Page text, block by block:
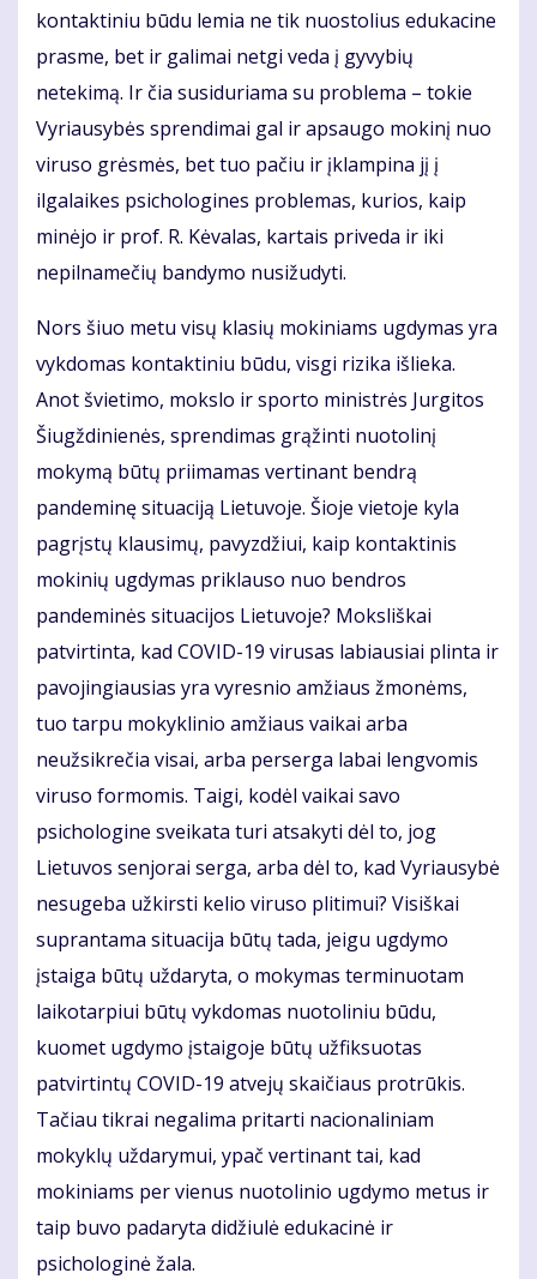
kontaktiniu būdu lemia ne tik nuostolius edukacine
prasme, bet ir galimai netgi veda į gyvybių
netekimą. Ir čia susiduriama su problema – tokie
Vyriausybės sprendimai gal ir apsaugo mokinį nuo
viruso grėsmės, bet tuo pačiu ir įklampina jį į
ilgalaikes psichologines problemas, kurios, kaip
minėjo ir prof. R. Kėvalas, kartais priveda ir iki
nepilnamečių bandymo nusižudyti.
Nors šiuo metu visų klasių mokiniams ugdymas yra
vykdomas kontaktiniu būdu, visgi rizika išlieka.
Anot švietimo, mokslo ir sporto ministrės Jurgitos
Šiugždinienės, sprendimas grąžinti nuotolinį
mokymą būtų priimamas vertinant bendrą
pandeminę situaciją Lietuvoje. Šioje vietoje kyla
pagrįstų klausimų, pavyzdžiui, kaip kontaktinis
mokinių ugdymas priklauso nuo bendros
pandeminės situacijos Lietuvoje? Moksliškai
patvirtinta, kad COVID-19 virusas labiausiai plinta ir
pavojingiausias yra vyresnio amžiaus žmonėms,
tuo tarpu mokyklinio amžiaus vaikai arba
neužsikrečia visai, arba perserga labai lengvomis
viruso formomis. Taigi, kodėl vaikai savo
psichologine sveikata turi atsakyti dėl to, jog
Lietuvos senjorai serga, arba dėl to, kad Vyriausybė
nesugeba užkirsti kelio viruso plitimui? Visiškai
suprantama situacija būtų tada, jeigu ugdymo
įstaiga būtų uždaryta, o mokymas terminuotam
laikotarpiui būtų vykdomas nuotoliniu būdu,
kuomet ugdymo įstaigoje būtų užfiksuotas
patvirtintų COVID-19 atvejų skaičiaus protrūkis.
Tačiau tikrai negalima pritarti nacionaliniam
mokyklų uždarymui, ypač vertinant tai, kad
mokiniams per vienus nuotolinio ugdymo metus ir
taip buvo padaryta didžiulė edukacinė ir
psichologinė žala.